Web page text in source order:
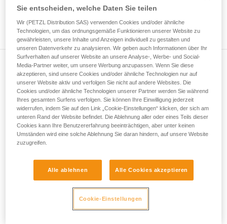
ziehen. Um diese Zusatzinformationen
der Gebrauchsanweisung enthaltenen
Informationen richtig verstanden haben.
Die Beherrschung dieser Techniken setzt eine
entsprechende Ausbildung und ein spezielles
Training voraus. Prüfen Sie zusammen mit
einem Profi, ob Sie in der Lage sind, den
Vorgang alleine sicher zu wiederholen, bevor
Sie ihn eigenständig durchführen.
Wir geben Beispiele für die mit Ihrer Aktivität
verbundenen Techniken. Möglicherweise gibt es
noch andere Techniken, die hier nicht
beschrieben werden.
Alle Techniken ansehen
Newsletter abonnieren
und auf dem Laufenden bleiben
Email *
Tritt der Community bei!
Sie entscheiden, welche Daten Sie teilen
Wir (PETZL Distribution SAS) verwenden Cookies und/oder ähnliche
Technologien, um das ordnungsgemäße Funktionieren unserer Website zu
gewährleisten, unsere Inhalte und Anzeigen individuell zu gestalten und
unseren Datenverkehr zu analysieren. Wir geben auch Informationen über Ihr
Surfverhalten auf unserer Website an unsere Analyse-, Werbe- und Social-
Media-Partner weiter, um unsere Werbung anzupassen. Wenn Sie diese
akzeptieren, sind unsere Cookies und/oder ähnliche Technologien nur auf
unserer Website aktiv und verfolgen Sie nicht auf andere Websites. Die
Cookies und/oder ähnliche Technologien unserer Partner werden Sie während
Ihres gesamten Surfens verfolgen. Sie können Ihre Einwilligung jederzeit
widerrufen, indem Sie auf den Link „Cookie-Einstellungen“ klicken, der sich am
unteren Rand der Website befindet. Die Ablehnung aller oder eines Teils dieser
Cookies kann Ihre Benutzererfahrung beeinträchtigen, aber unter keinen
Umständen wird eine solche Ablehnung Sie daran hindern, auf unsere Website
zuzugreifen.
Alle ablehnen Alle Cookies akzeptieren
Cookie-Einstellungen